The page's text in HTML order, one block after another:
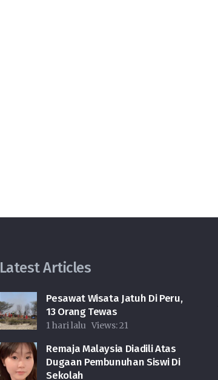
Latest Articles
Pesawat Wisata Jatuh Di Peru,
13 Orang Tewas
1 hari lalu Views:21
Remaja Malaysia Diadili Atas
Dugaan Pembunuhan Siswi Di
Sekolah